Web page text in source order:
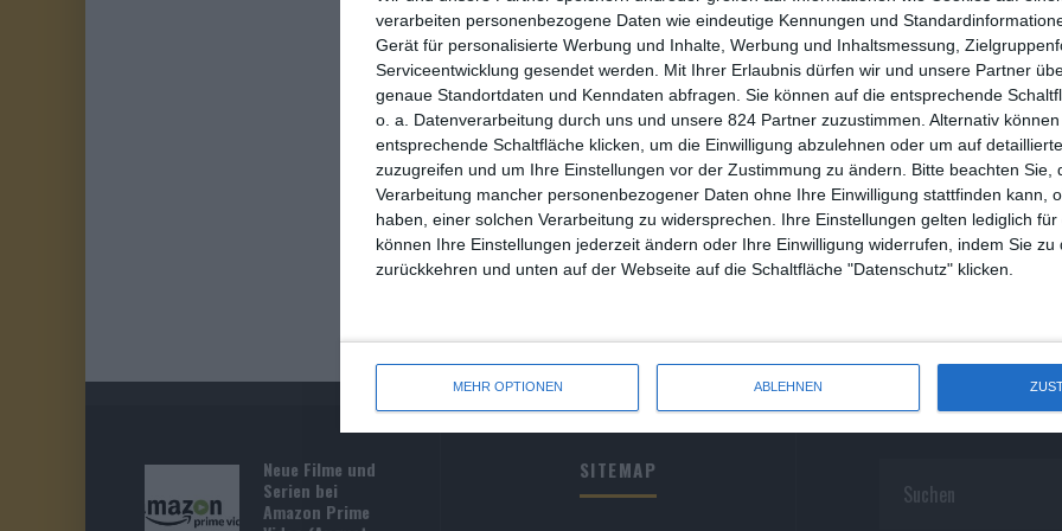
verarbeiten personenbezogene Daten wie eindeutige Kennungen und
Gerät für personalisierte Werbung und Inhalte, Werbung und Inhaltsmessung,
Serviceentwicklung gesendet werden.
Mit Ihrer Erlaubnis dürfen wir und unsere Partner
genaue Standortdaten und Kenndaten abfragen. Sie können auf die entsprechende
o. a. Datenverarbeitung durch uns und unsere 824 Partner zuzustimmen. Alternativ
entsprechende Schaltfläche klicken, um die Einwilligung abzulehnen oder um auf
zuzugreifen und um Ihre Einstellungen vor der Zustimmung zu ändern.
Bitte beachten Sie,
Verarbeitung mancher personenbezogener Daten ohne Ihre Einwilligung stattfinden kann,
haben, einer solchen Verarbeitung zu widersprechen. Ihre Einstellungen gelten lediglich
können Ihre Einstellungen jederzeit ändern oder Ihre Einwilligung widerrufen, indem Sie zu
zurückkehren und unten auf der Webseite auf die Schaltfläche "Datenschutz" klicken.
MEHR OPTIONEN ABLEHNEN
Neue Filme und
Serien bei
Amazon Prime
SITEMAP